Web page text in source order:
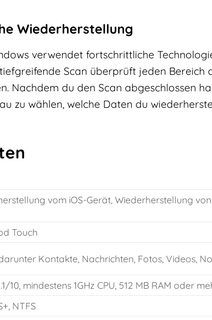
Wiederherstellung
verwendet fortschrittliche
Scan überprüft jeden Bereich
Nachdem du den Scan abgeschlossen
zu wählen, welche Daten du
vom iOS-Gerät, Wiederherstellung
Touch
Kontakte, Nachrichten, Fotos, Videos,
10, mindestens 1GHz CPU, 512 MB RAM oder
NTFS